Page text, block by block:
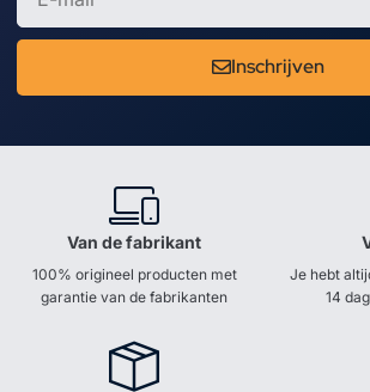
Inschrijven
Van de fabrikant
100% origineel producten met
garantie van de fabrikanten
Je hebt
14